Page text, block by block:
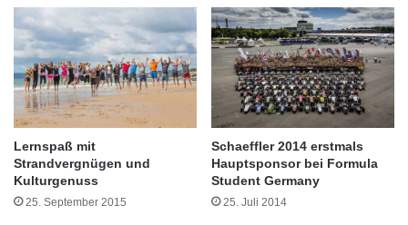
n
l
a
n
d
P
f
a
l
z
c
h
h
o
c
s
c
h
u
l
Lernspaß mit
Strandvergnügen und
Kulturgenuss
25. September 2015
Schaeffler 2014 erstmals
Hauptsponsor bei Formula
Student Germany
25. Juli 2014